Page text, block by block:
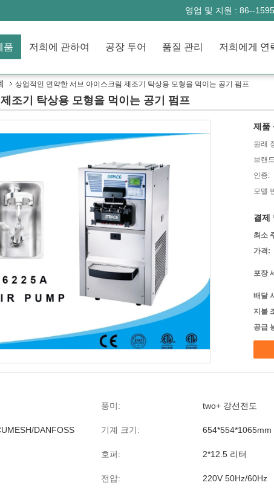
영업 및 지원 : 86--
품 저희에 관하여 공장 투어 품질 관리
상업적인 연약한 서브 아이스크림 제조기 탁상용 모형을 먹이는 공기 펌프
조기 탁상용 모형을 먹이는 공기 펌프
제품
원래
브랜
인증:
모델
결제
최소
가격:
포장
배달
지불
공급
풍미: two+ 강선전도
DANFOSS 기계 크기: 654*554*1065mm
호퍼: 2*12.5 리터
전압: 220V 50Hz/60Hz